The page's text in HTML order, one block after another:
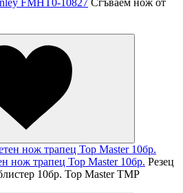
FMHT0-10827 Сгъваем нож от
нож трапец Top Master 10бр. Резец
10бр. Top Master ТМP